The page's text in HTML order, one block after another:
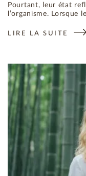
Pourtant, leur état
l’organisme. Lorsque
LIRE LA SUITE